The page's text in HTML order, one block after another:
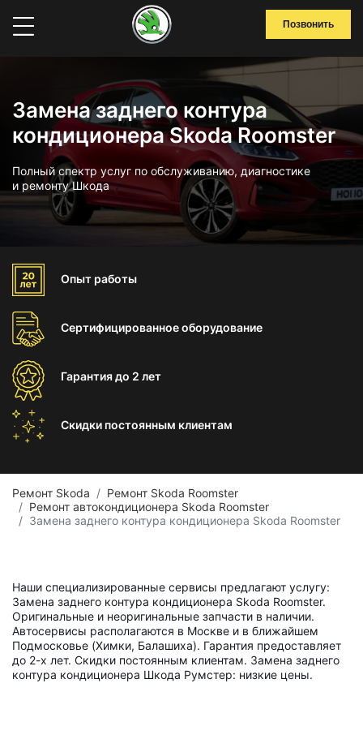
Позвонить
Замена заднего контура
кондиционера Skoda Roomster
Полный спектр услуг по обслуживанию, диагностике
и ремонту Шкода
Опыт работы
Сертифицированноеоборудование
Гарантиядо 2 лет
Скидки постоянным клиентам
Ремонт Skoda
Ремонт Skoda Roomster
Ремонт автокондиционера Skoda Roomster
Замена заднего контура кондиционера Skoda Roomster
Наши специализированные сервисы предлагают услугу:
Замена заднего контура кондиционера Skoda Roomster.
Оригинальные и неоригинальные запчасти в наличии.
Автосервисы располагаются в Москве и в ближайшем
Подмосковье (Химки, Балашиха). Гарантия предоставляет
до 2-х лет. Скидки постоянным клиентам. Замена заднего
контура кондиционера Шкода Румстер: низкие цены.